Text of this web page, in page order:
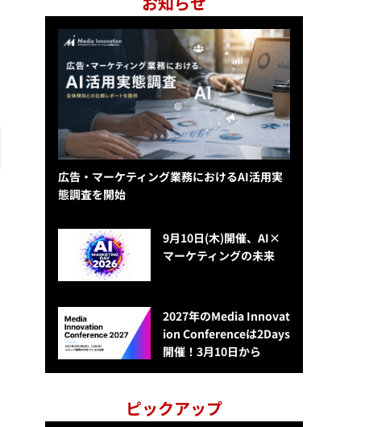
広告・マーケティング業務におけるAI活用実
態調査を開始
9月10日(木)開催、AI×
マーケティングの未来
2027年のMedia Innovat
ion Conferenceは2Days
開催！3月10日から
ピックアップ